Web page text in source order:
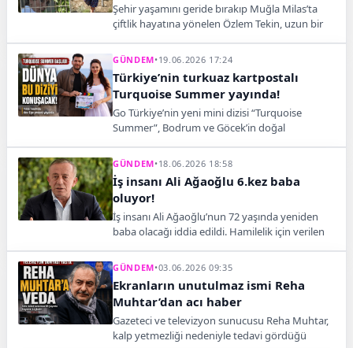
Şehir yaşamını geride bırakıp Muğla Milas’ta
çiftlik hayatına yönelen Özlem Tekin, uzun bir
evinde görüntülendi.
GÜNDEM•19.06.2026 17:24
Türkiye’nin turkuaz kartpostalı
Turquoise Summer yayında!
Go Türkiye’nin yeni mini dizisi “Turquoise
Summer”, Bodrum ve Göcek’in doğal
uluslararası izleyiciyle buluşturdu.
GÜNDEM•18.06.2026 18:58
İş insanı Ali Ağaoğlu 6.kez baba
oluyor!
İş insanı Ali Ağaoğlu’nun 72 yaşında yeniden
baba olacağı iddia edildi. Hamilelik için verilen
GÜNDEM•03.06.2026 09:35
Ekranların unutulmaz ismi Reha
Muhtar’dan acı haber
Gazeteci ve televizyon sunucusu Reha Muhtar,
kalp yetmezliği nedeniyle tedavi gördüğü